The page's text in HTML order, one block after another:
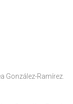
González-Ramírez.